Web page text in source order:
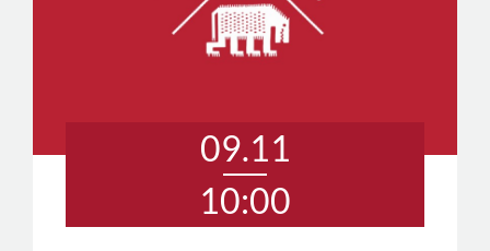
09.11
10:00